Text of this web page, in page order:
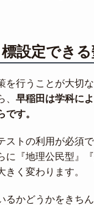
設定できる
を行うことが大切
早稲田は学科に
す。
トの利用が必須
『地理公民型』
く変わります。
かどうかをきち